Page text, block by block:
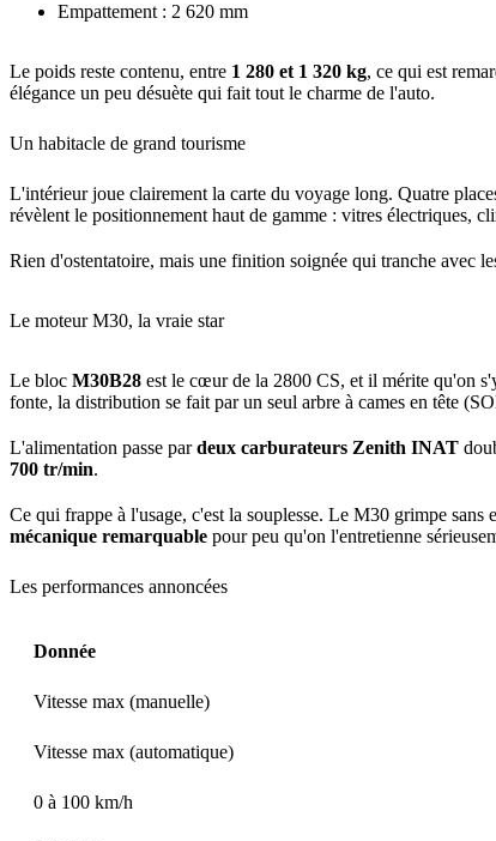
Empattement : 2 620 mm
Le poids reste contenu, entre 1 280 et 1 320 kg, ce qui est
élégance un peu désuète qui fait tout le charme de l'auto.
Un habitacle de grand tourisme
L'intérieur joue clairement la carte du voyage long. Quatre
révèlent le positionnement haut de gamme : vitres électriques,
Rien d'ostentatoire, mais une finition soignée qui tranche avec
Le moteur M30, la vraie star
Le bloc M30B28 est le cœur de la 2800 CS, et il mérite qu'on
fonte, la distribution se fait par un seul arbre à cames en tête
L'alimentation passe pardeux carburateurs Zenith INAT
700 tr/min.
Ce qui frappe à l'usage, c'est la souplesse. Le M30 grimpe
mécanique remarquable pour peu qu'on l'entretienne
Les performances annoncées
Donnée
Vitesse max (manuelle)
Vitesse max (automatique)
0 à 100 km/h